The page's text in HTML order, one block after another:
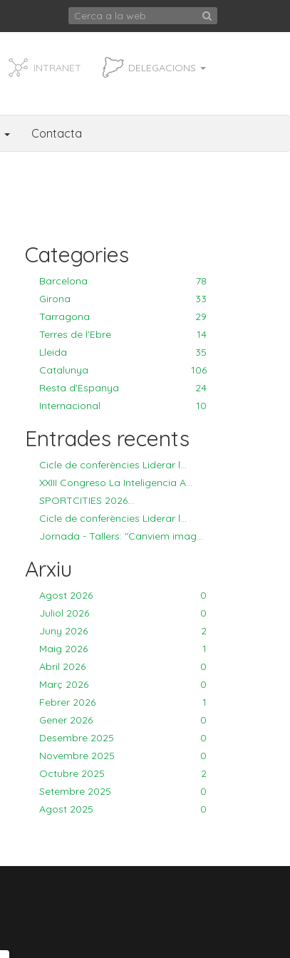
DELEGACIONS
INTRANET
Contacta
Categories
Barcelona
78
Girona
33
Tarragona
29
Terres de l'Ebre
14
Lleida
35
Catalunya
106
Resta d'Espanya
24
Internacional
10
Entrades recents
Cicle de conferències Liderar l...
XXIII Congreso La Inteligencia A...
SPORTCITIES 2026...
Cicle de conferències Liderar l...
Jornada - Tallers: "Canviem imag...
Arxiu
Agost 2026
0
Juliol 2026
0
Juny 2026
2
Maig 2026
1
Abril 2026
0
Març 2026
0
Febrer 2026
1
Gener 2026
0
Desembre 2025
0
Novembre 2025
0
Octubre 2025
2
Setembre 2025
0
Agost 2025
0